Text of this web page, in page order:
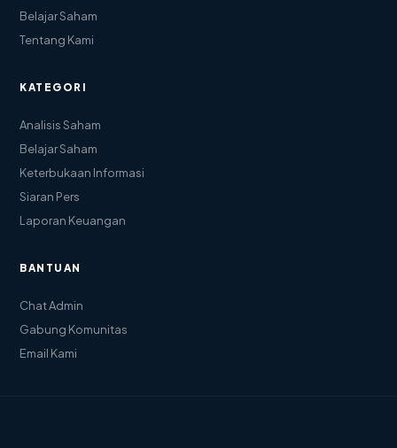
Belajar Saham
Tentang Kami
KATEGORI
Analisis Saham
Belajar Saham
Keterbukaan Informasi
Siaran Pers
Laporan Keuangan
BANTUAN
Chat Admin
Gabung Komunitas
Email Kami